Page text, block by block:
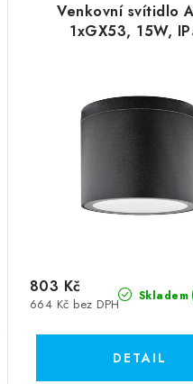
Venkovní svítidlo
1xGX53, 15W,
Skladem
664 Kč bez DPH
803 Kč